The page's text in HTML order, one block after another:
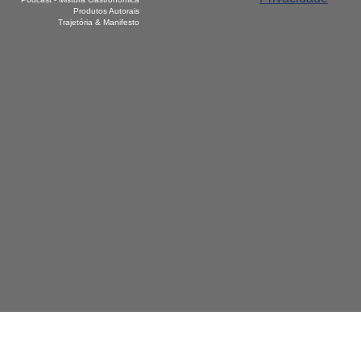
Produtos Autorais
Trajetória & Manifesto